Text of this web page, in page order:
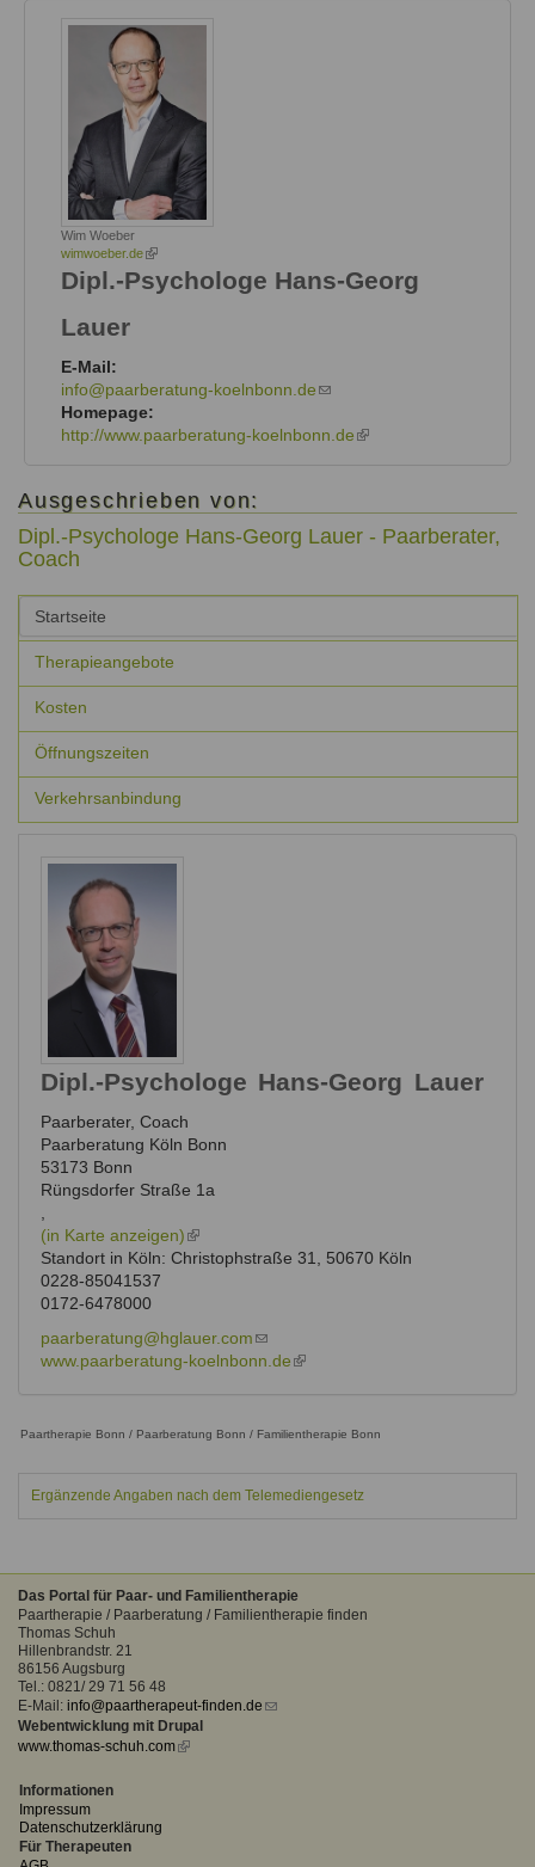
Wim Woeber
wimwoeber.de(link
external)
Dipl.-Psychologe Hans-Georg
Lauer
E-Mail:
info@paarberatung-koelnbonn.de(link
e-
Homepage:
http://www.paarberatung-koelnbonn.de(link
Ausgeschrieben von:
Dipl.-Psychologe Hans-Georg Lauer - Paarberater,
Coach
Vertikale
Reiter
Startseite
(aktiver
Reiter)
Therapieangebote
Kosten
Öffnungszeiten
Verkehrsanbindung
Dipl.-Psychologe Hans-Georg Lauer
Paarberater, Coach
Paarberatung Köln Bonn
53173 Bonn
Rüngsdorfer Straße 1a
,
(in Karte anzeigen)(link
is
Standort in Köln: Christophstraße 31, 50670 Köln
0228-85041537
0172-6478000
paarberatung@hglauer.com(link
sends
www.paarberatung-koelnbonn.de(link
Paartherapie Bonn / Paarberatung Bonn / Familientherapie Bonn
Ergänzende Angaben nach dem Telemediengesetz
Das Portal für Paar- und Familientherapie
Paartherapie / Paarberatung / Familientherapie finden
Thomas Schuh
Hillenbrandstr. 21
86156 Augsburg
Tel.: 0821/ 29 71 56 48
E-Mail: info@paartherapeut-finden.de (link
Webentwicklung mit Drupal
www.thomas-schuh.com(link
Informationen
Impressum
Datenschutzerklärung
Für Therapeuten